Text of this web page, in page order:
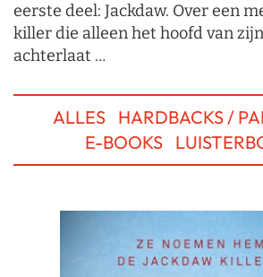
eerste deel: Jackdaw. Over een
killer die alleen het hoofd van
achterlaat …
ALLES
HARDBACKS /
E-BOOKS